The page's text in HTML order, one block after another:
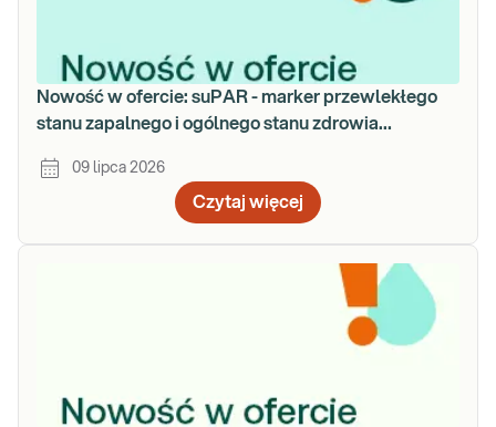
Nowość w ofercie: suPAR - marker przewlekłego
stanu zapalnego i ogólnego stanu zdrowia
09 lipca 2026
Czytaj więcej